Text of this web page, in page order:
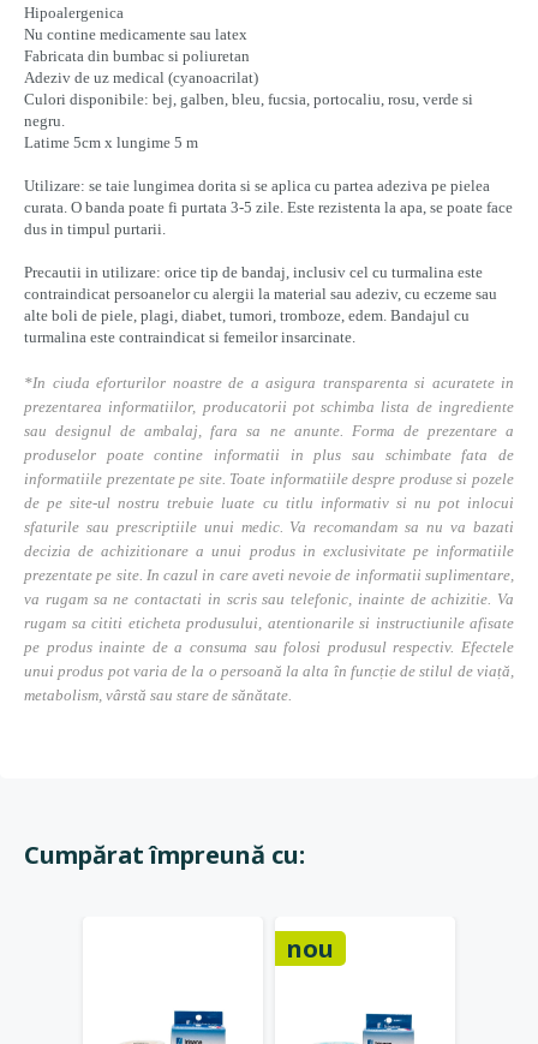
Hipoalergenica
Nu contine medicamente sau latex
Fabricata din bumbac si poliuretan
Adeziv de uz medical (cyanoacrilat)
Culori disponibile: bej, galben, bleu, fucsia, portocaliu, rosu, verde si
negru.
Latime 5cm x lungime 5 m
Utilizare: se taie lungimea dorita si se aplica cu partea adeziva pe pielea
curata. O banda poate fi purtata 3-5 zile. Este rezistenta la apa, se poate face
dus in timpul purtarii.
Precautii in utilizare: orice tip de bandaj, inclusiv cel cu turmalina este
contraindicat persoanelor cu alergii la material sau adeziv, cu eczeme sau
alte boli de piele, plagi, diabet, tumori, tromboze, edem. Bandajul cu
turmalina este contraindicat si femeilor insarcinate.
*In ciuda eforturilor noastre de a asigura transparenta si acuratete in
prezentarea informatiilor, producatorii pot schimba lista de ingrediente
sau designul de ambalaj, fara sa ne anunte. Forma de prezentare a
produselor poate contine informatii in plus sau schimbate fata de
informatiile prezentate pe site. Toate informatiile despre produse si pozele
de pe site-ul nostru trebuie luate cu titlu informativ si nu pot inlocui
sfaturile sau prescriptiile unui medic. Va recomandam sa nu va bazati
decizia de achizitionare a unui produs in exclusivitate pe informatiile
prezentate pe site. In cazul in care aveti nevoie de informatii suplimentare,
va rugam sa ne contactati in scris sau telefonic, inainte de achizitie. Va
rugam sa cititi eticheta produsului, atentionarile si instructiunile afisate
pe produs inainte de a consuma sau folosi produsul respectiv. Efectele
unui produs pot varia de la o persoană la alta în funcție de stilul de viață,
metabolism, vârstă sau stare de sănătate.
Cumpărat împreună cu:
nou